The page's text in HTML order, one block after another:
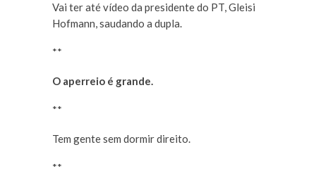
Vai ter até vídeo da presidente do PT, Gleisi
Hofmann, saudando a dupla.
**
O aperreio é grande.
**
Tem gente sem dormir direito.
**